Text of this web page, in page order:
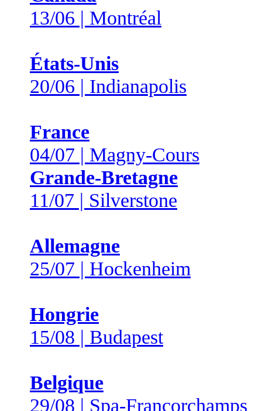
13/06 | Montréal
États-Unis
20/06 | Indianapolis
France
04/07 | Magny-Cours
Grande-Bretagne
11/07 | Silverstone
Allemagne
25/07 | Hockenheim
Hongrie
15/08 | Budapest
Belgique
29/08 | Spa-Francorchamps